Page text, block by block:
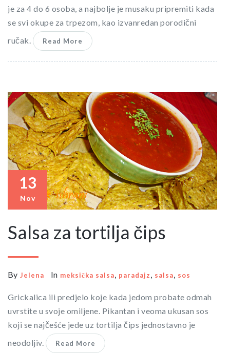
je za 4 do 6 osoba, a najbolje je musaku pripremiti kada
se svi okupe za trpezom, kao izvanredan porodični
ručak.
Read More
13
Nov
Salsa za tortilja čips
By Jelena In meksička salsa, paradajz, salsa, sos
Grickalica ili predjelo koje kada jedom probate odmah
uvrstite u svoje omiljene. Pikantan i veoma ukusan sos
koji se najčešće jede uz tortilja čips jednostavno je
neodoljiv.
Read More